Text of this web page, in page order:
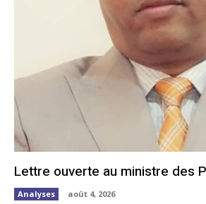
Lettre ouverte au ministre des
Analyses août 4, 2026